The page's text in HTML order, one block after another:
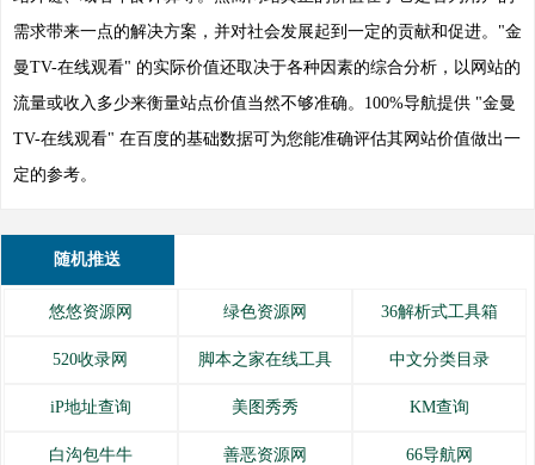
需求带来一点的解决方案，并对社会发展起到一定的贡献和促进。"金
曼TV-在线观看" 的实际价值还取决于各种因素的综合分析，以网站的
流量或收入多少来衡量站点价值当然不够准确。100%导航提供 "金曼
TV-在线观看" 在百度的基础数据可为您能准确评估其网站价值做出一
定的参考。
随机推送
悠悠资源网 绿色资源网 36解析式工具箱
520收录网 脚本之家在线工具 中文分类目录
iP地址查询 美图秀秀 KM查询
白沟包牛牛 善恶资源网 66导航网